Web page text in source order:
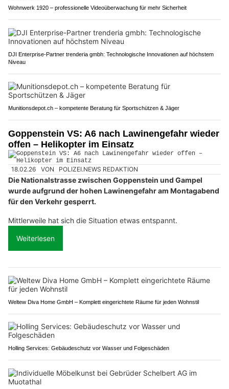
Wohnwerk 1920 – professionelle Videoüberwachung für mehr Sicherheit
DJI Enterprise-Partner trenderia gmbh: Technologische Innovationen auf höchstem
Niveau
Munitionsdepot.ch – kompetente Beratung für Sportschützen & Jäger
Goppenstein VS: A6 nach Lawinengefahr wieder
offen – Helikopter im Einsatz
18.02.26 VON POLIZEI.NEWS REDAKTION
Die Nationalstrasse zwischen Goppenstein und Gampel
wurde aufgrund der hohen Lawinengefahr am Montagabend
für den Verkehr gesperrt.
Mittlerweile hat sich die Situation etwas entspannt.
Weiterlesen
Weltew Diva Home GmbH – Komplett eingerichtete Räume für jeden Wohnstil
Holling Services: Gebäudeschutz vor Wasser und Folgeschäden